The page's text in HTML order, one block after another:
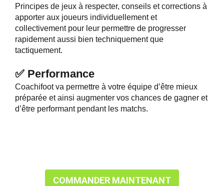
Principes de jeux à respecter, conseils et corrections à
apporter aux joueurs individuellement et
collectivement pour leur permettre de progresser
rapidement aussi bien techniquement que
tactiquement.
✅ Performance
Coachifoot va permettre à votre équipe d’être mieux
préparée et ainsi augmenter vos chances de gagner et
d’être performant pendant les matchs.
COMMANDER MAINTENANT